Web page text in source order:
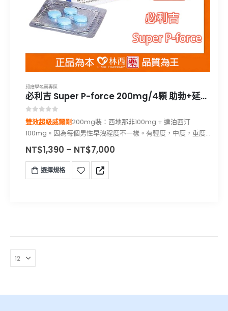
印度學名藥專區
必利吉 Super P-force 200mg/4顆 助勃+延時 威而鋼學名藥|林西藥局直營
0out of 5
雙效超級威爾剛200mg裝：西地那非100mg + 達泊西汀
100mg。因為每個男性早洩程度不一樣。有輕度，中度，重度
之分。所以所需要的藥效劑量不一樣，為了方便患者服用，公
司推出不同劑量裝。讓你感受最適合，最舒適。快感最強烈的
性愛體驗。
NT$1,390 – NT$7,000
選擇規格